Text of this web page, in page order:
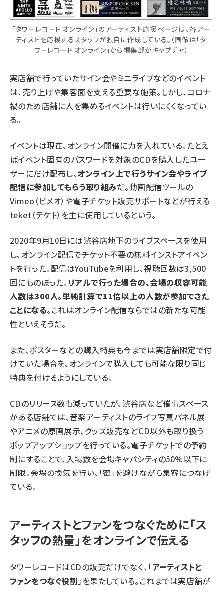
「タワーレコード オンライン」のアーティスト応援ページは、各アー
ティストを応援するスタッフが独自に作成している。（画像は「タ
ワーレコード オンライン」から編集部がキャプチャ）
実店舗で行っていたサイン会やミニライブなどのイベント
は、売り上げや集客面を支える重要な施策。しかし、コロナ
禍のため店舗に人を集めるイベントは行いにくくなってい
る。
イベントは現在、オンライン開催に力を入れている。たとえ
ばイベント固有のパスワードを対象のCDを購入したユー
ザーにだけ配布し、オンライン上で行うサイン会やライブ
配信に参加してもらう取り組みだ。動画配信ツールの
Vimeo（ビメオ）や電子チケット販売サポートなどが行える
teket（テケト）を主に使用しているという。
2020年9月10日には渋谷店地下のライブスペースを使用
し、オンライン配信でチケット不要の無料インストアイベン
トを行った。配信はYouTubeを利用し、視聴回数は3,500
回にものぼった。 リアルで行った場合の、会場の収容可能
人数は300人。単純計算で11倍以上の人数が参加できた
ことになる。これはオンライン配信ならではの新たな可能
性といえそうだ。
また、ポスターなどの購入特典も今までは実店舗限定で付
けていた場合を、オンラインで購入しても可能な限り同じ
特典を付けるようにしている。
CDのリリース数も減っていたが、渋谷店など催事スペース
がある店舗では、音楽アーティストのライブ写真パネル展
やアニメの原画展示、グッズ販売などCD以外も取り扱う
ポップアップショップを行っている。電子チケットでの予約
制にすることで、入場数を会場キャパシティの50%以下に
制限。会場の換気を行い、「密」を避けながら集客につなげ
ている。
アーティストとファンをつなぐために「ス
タッフの熱量」をオンラインで伝える
タワーレコードはCDの販売だけでなく、「アーティストと
ファンをつなぐ役割 」を果たしている。これまでは実店舗が